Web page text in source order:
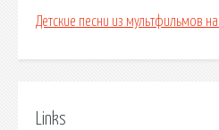
Детские песни из мультфильмов
Links